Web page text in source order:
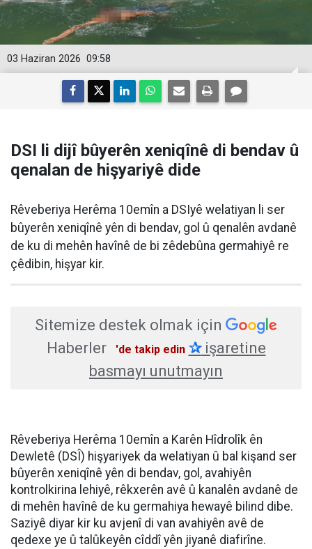
09:58
03 Haziran 2026
DSI li dijî bûyerên xeniqînê di bendav û
qenalan de hişyariyê dide
Rêveberiya Herêma 10emîn a DSIyê welatiyan li ser
bûyerên xeniqînê yên di bendav, gol û qenalên avdanê
de ku di mehên havînê de bi zêdebûna germahiyê re
çêdibin, hişyar kir.
Sitemize destek olmak için
Haberler
'de takip edin ✰işaretine
basmayı unutmayın
Rêveberiya Herêma 10emîn a Karên Hîdrolîk ên
Dewletê (DSÎ) hişyariyek da welatiyan û bal kişand ser
bûyerên xeniqînê yên di bendav, gol, avahiyên
kontrolkirina lehiyê, rêkxerên avê û kanalên avdanê de
di mehên havînê de ku germahiya hewayê bilind dibe.
Saziyê diyar kir ku avjenî di van avahiyên avê de
qedexe ye û talûkeyên cîddî yên jiyanê diafirîne.